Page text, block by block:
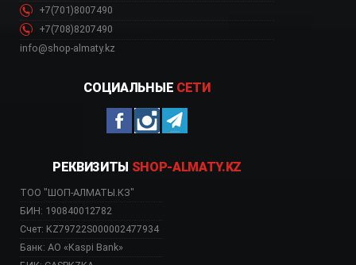
+7(701)8007490
+7(708)8207490
info@shop-almaty.kz
СОЦИАЛЬНЫЕ СЕТИ
РЕКВИЗИТЫ SHOP-ALMATY.KZ
ТОО "ШОП-АЛМАТЫ.КЗ"
БИН: 190840012782
Счет: KZ79722S000002477934
Банк: АО «Kaspi Bank»